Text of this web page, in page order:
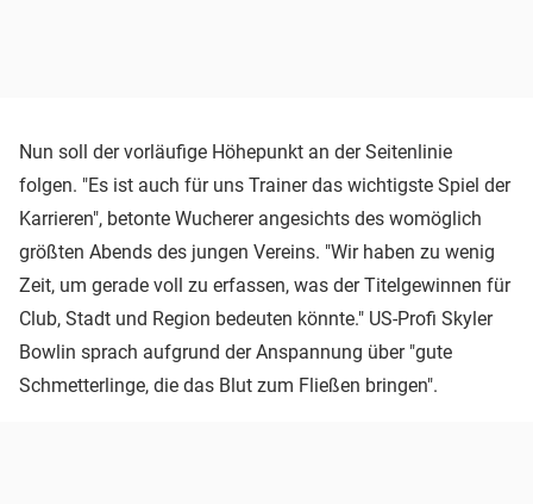
Nun soll der vorläufige Höhepunkt an der Seitenlinie
folgen. "Es ist auch für uns Trainer das wichtigste Spiel der
Karrieren", betonte Wucherer angesichts des womöglich
größten Abends des jungen Vereins. "Wir haben zu wenig
Zeit, um gerade voll zu erfassen, was der Titelgewinnen für
Club, Stadt und Region bedeuten könnte." US-Profi Skyler
Bowlin sprach aufgrund der Anspannung über "gute
Schmetterlinge, die das Blut zum Fließen bringen".